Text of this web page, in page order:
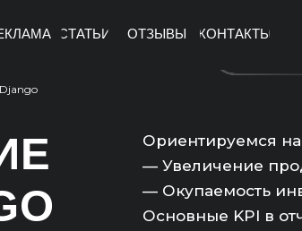
КОНТАКТЫ
ОТЗЫВЫ
СТАТЬИ
Ориентируемся
— Увеличение
— Окупаемость
Основные KPI в